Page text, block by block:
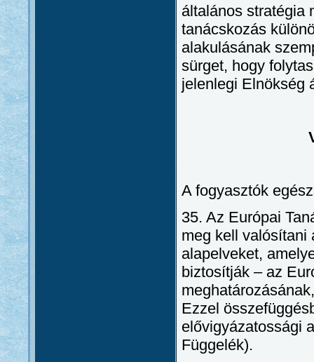
általános stratégia
tanácskozás
alakulásának
sürget, hogy
jelenlegi Elnökség
A fogyasztók
35. Az Európai
meg kell valósítani
alapelveket,
biztosítják – az
Ezzel
elővigyázatossági
Függelék).